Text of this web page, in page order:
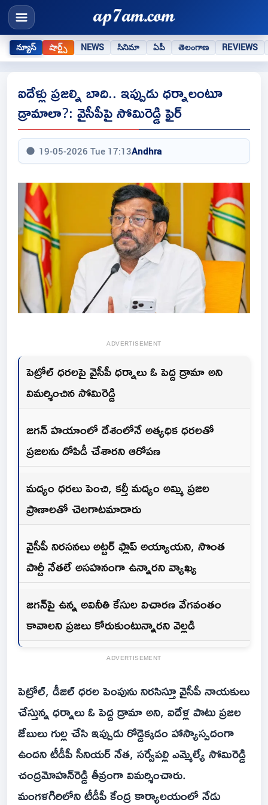
న్యూస్ షార్ట్స్ NEWS సినిమా ఏపీ తెలంగాణ REVIEWS
ఐదేళ్లు ప్రజల్ని బాది.. ఇప్పుడు ధర్నాలంటూ
డ్రామాలా?: వైసీపీపై సోమిరెడ్డి ఫైర్
19-05-2026 Tue 17:13Andhra
ADVERTISEMENT
పెట్రోల్ ధరలపై వైసీపీ ధర్నాలు ఓ పెద్ద డ్రామా అని
విమర్శించిన సోమిరెడ్డి
జగన్ హయాంలో దేశంలోనే అత్యధిక ధరలతో
ప్రజలను దోపిడీ చేశారని ఆరోపణ
మద్యం ధరలు పెంచి, కల్తీ మద్యం అమ్మి ప్రజల
ప్రాణాలతో చెలగాటమాడారు
వైసీపీ నిరసనలు అట్టర్ ఫ్లాప్ అయ్యాయని, సొంత
పార్టీ నేతలే అసహనంగా ఉన్నారని వ్యాఖ్య
జగన్‌పై ఉన్న అవినీతి కేసుల విచారణ వేగవంతం
కావాలని ప్రజలు కోరుకుంటున్నారని వెల్లడి
ADVERTISEMENT
పెట్రోల్, డీజిల్ ధరల పెంపును నిరసిస్తూ వైసీపీ నాయకులు
చేస్తున్న ధర్నాలు ఓ పెద్ద డ్రామా అని, ఐదేళ్ల పాటు ప్రజల
జేబులు గుల్ల చేసి ఇప్పుడు రోడ్డెక్కడం హాస్యాస్పదంగా
ఉందని టీడీపీ సీనియర్ నేత, సర్వేపల్లి ఎమ్మెల్యే సోమిరెడ్డి
చంద్రమోహన్‌రెడ్డి తీవ్రంగా విమర్శించారు.
మంగళగిరిలోని టీడీపీ కేంద్ర కార్యాలయంలో నేడు